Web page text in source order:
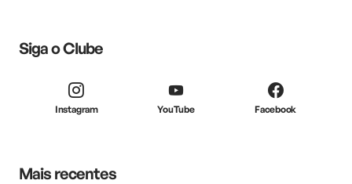
Siga o Clube
Instagram YouTube Facebook
Mais recentes